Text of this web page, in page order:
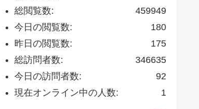
459949
総閲覧数:
180
今日の閲覧数:
175
昨日の閲覧数:
346635
総訪問者数:
92
今日の訪問者数:
1
現在オンライン中の人数: